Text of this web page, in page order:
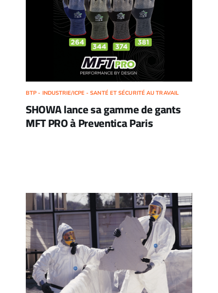
BTP - INDUSTRIE/ICPE - SANTÉ ET SÉCURITÉ AU TRAVAIL
SHOWA lance sa gamme de gants
MFT PRO à Preventica Paris